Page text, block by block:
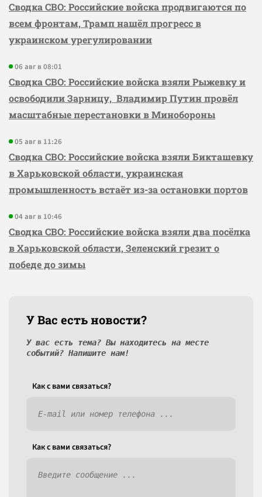
Сводка СВО: Российские войска продвигаются по
всем фронтам, Трамп нашёл прогресс в
украинском урегулировании
06 авг в 08:01
Сводка СВО: Российские войска взяли Рыжевку и
освободили Зарницу, Владимир Путин провёл
масштабные перестановки в Минобороны
05 авг в 11:26
Сводка СВО: Российские войска взяли Бикташевку
в Харьковской области, украинская
промышленность встаёт из-за остановки портов
04 авг в 10:46
Сводка СВО: Российские войска взяли два посёлка
в Харьковской области, Зеленский грезит о
победе до зимы
У Вас есть новости?
У вас есть тема? Вы находитесь на месте
событий? Напишите нам!
Как c вами связаться?
Как c вами связаться?